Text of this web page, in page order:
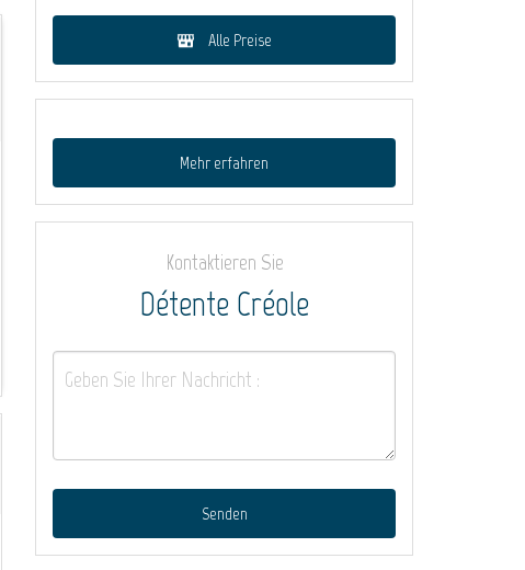
Alle Preise
Mehr erfahren
Kontaktieren Sie
Détente Créole
Senden